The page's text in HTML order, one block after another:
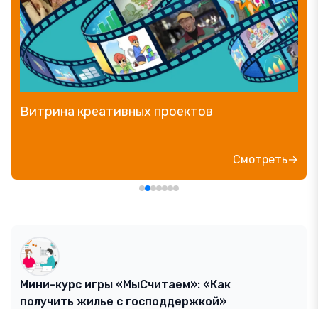
Прямой эфир «Мошенник VS Финансовый
Мини-курс игры «МыСчитаем»: «Как
получить жилье с господдержкой»